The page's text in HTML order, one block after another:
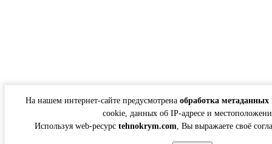
На нашем интернет-сайте предусмотрена обработка метаданных
cookie, данных об IP-адресе и
Используя web-ресурс tehnokrym.com, Вы выражаете своё